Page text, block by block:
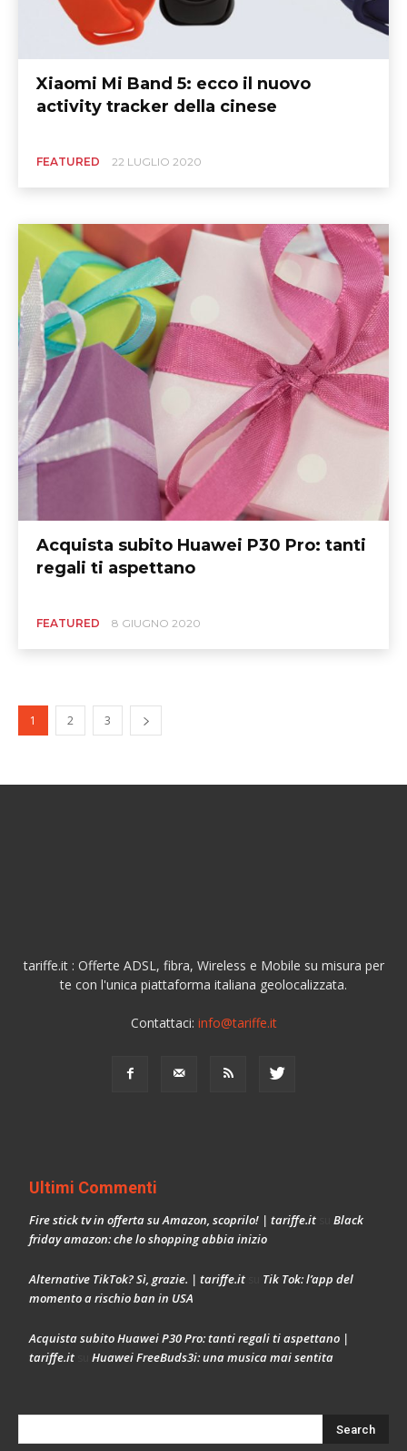
Xiaomi Mi Band 5: ecco il nuovo
activity tracker della cinese
FEATURED 22 LUGLIO 2020
Acquista subito Huawei P30 Pro: tanti
regali ti aspettano
FEATURED 8 GIUGNO 2020
1 2 3
tariffe.it : Offerte ADSL, fibra, Wireless e Mobile su misura per
te con l'unica piattaforma italiana geolocalizzata.
Contattaci: info@tariffe.it
Ultimi Commenti
Fire stick tv in offerta su Amazon, scoprilo! | tariffe.it
Black
friday amazon: che lo shopping abbia inizio
Alternative TikTok? Sì, grazie. | tariffe.it
Tik Tok: l’app del
momento a rischio ban in USA
Acquista subito Huawei P30 Pro: tanti regali ti aspettano |
tariffe.it
Huawei FreeBuds3i: una musica mai sentita